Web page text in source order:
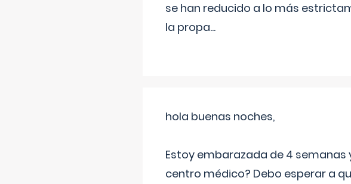
se han reducido a lo más
la propa...
hola buenas noches,
Estoy embarazada de 4 semanas
centro médico? Debo esperar a